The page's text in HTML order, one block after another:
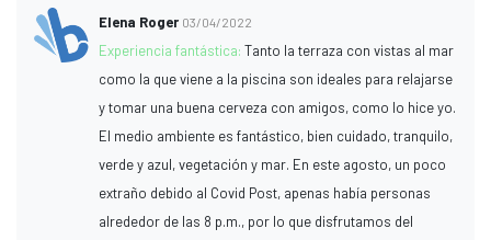
Elena Roger 03/04/2022
Experiencia fantástica:Tanto la terraza con vistas al mar
como la que viene a la piscina son ideales para relajarse
y tomar una buena cerveza con amigos, como lo hice yo.
El medio ambiente es fantástico, bien cuidado, tranquilo,
verde y azul, vegetación y mar. En este agosto, un poco
extraño debido al Covid Post, apenas había personas
alrededor de las 8 p.m., por lo que disfrutamos del